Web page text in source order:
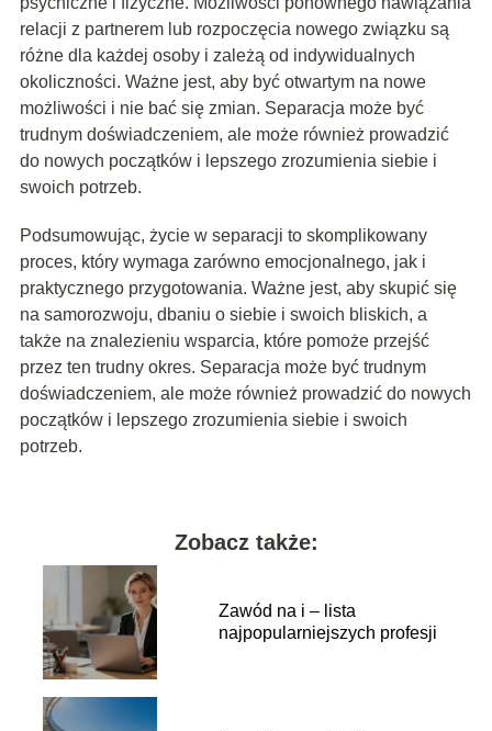
relacji z partnerem lub rozpoczęcia nowego związku są
różne dla każdej osoby i zależą od indywidualnych
okoliczności. Ważne jest, aby być otwartym na nowe
możliwości i nie bać się zmian. Separacja może być
trudnym doświadczeniem, ale może również prowadzić
do nowych początków i lepszego zrozumienia siebie i
swoich potrzeb.
Podsumowując, życie w separacji to skomplikowany
proces, który wymaga zarówno emocjonalnego, jak i
praktycznego przygotowania. Ważne jest, aby skupić się
na samorozwoju, dbaniu o siebie i swoich bliskich, a
także na znalezieniu wsparcia, które pomoże przejść
przez ten trudny okres. Separacja może być trudnym
doświadczeniem, ale może również prowadzić do nowych
początków i lepszego zrozumienia siebie i swoich
potrzeb.
Zobacz także:
Zawód na i – lista
najpopularniejszych profesji